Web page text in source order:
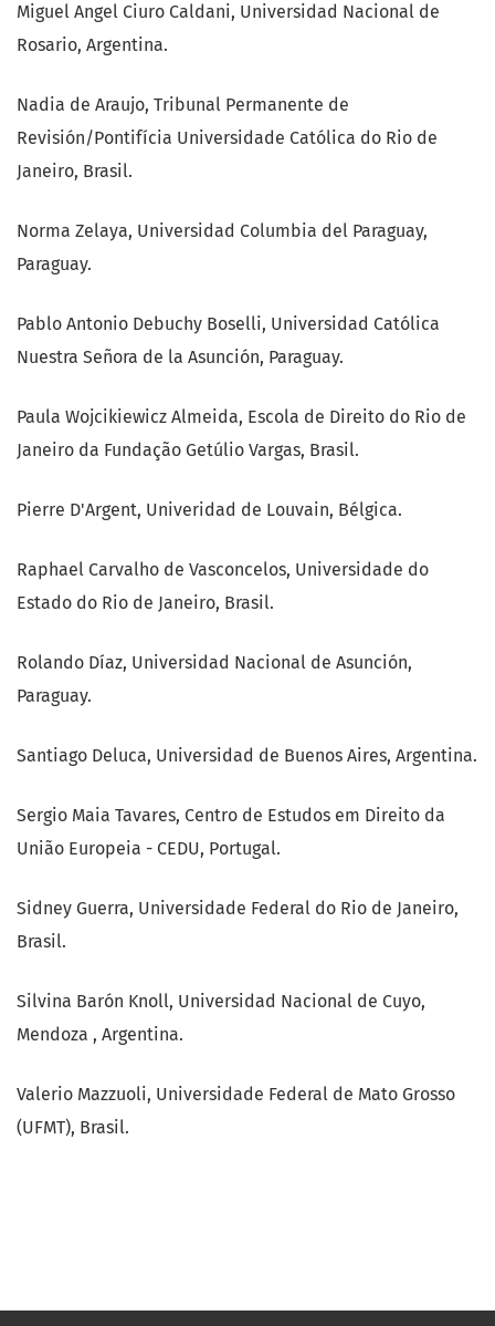
Miguel Angel Ciuro Caldani, Universidad Nacional de
Rosario, Argentina.
Nadia de Araujo, Tribunal Permanente de
Revisión/Pontifícia Universidade Católica do Rio de
Janeiro, Brasil.
Norma Zelaya, Universidad Columbia del Paraguay,
Paraguay.
Pablo Antonio Debuchy Boselli, Universidad Católica
Nuestra Señora de la Asunción, Paraguay.
Paula Wojcikiewicz Almeida, Escola de Direito do Rio de
Janeiro da Fundação Getúlio Vargas, Brasil.
Pierre D'Argent, Univeridad de Louvain, Bélgica.
Raphael Carvalho de Vasconcelos, Universidade do
Estado do Rio de Janeiro, Brasil.
Rolando Díaz, Universidad Nacional de Asunción,
Paraguay.
Santiago Deluca, Universidad de Buenos Aires, Argentina.
Sergio Maia Tavares, Centro de Estudos em Direito da
União Europeia - CEDU, Portugal.
Sidney Guerra, Universidade Federal do Rio de Janeiro,
Brasil.
Silvina Barón Knoll, Universidad Nacional de Cuyo,
Mendoza , Argentina.
Valerio Mazzuoli, Universidade Federal de Mato Grosso
(UFMT), Brasil.